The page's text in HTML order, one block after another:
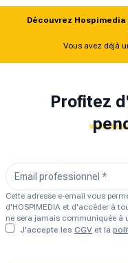
Découvrez
Vous avez déjà
Profitez
Cette adresse e-email vous
d'HOSPIMEDIA et d'accéder à
ne sera jamais communiquée à
J'accepte les CGV et la